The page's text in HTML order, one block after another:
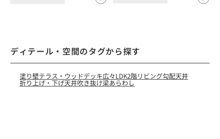
ディテール・空間のタグから探す
塗り壁テラス・ウッドデッキ広々LDK2階リビング勾配天井
折り上げ・下げ天井吹き抜け梁あらわし